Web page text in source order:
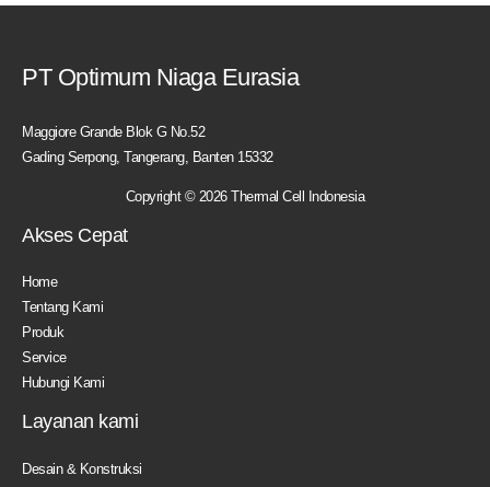
PT Optimum Niaga Eurasia
Maggiore Grande Blok G No.52
Gading Serpong, Tangerang, Banten 15332
Copyright © 2026 Thermal Cell Indonesia
Akses Cepat
Home
Tentang Kami
Produk
Service
Hubungi Kami
Layanan kami
Desain & Konstruksi